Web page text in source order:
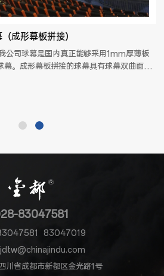
成形幕板拼接）
幕。成形幕板拼接的球幕具有球幕双曲面成
的球幕形状规则，无非成形板拼接球幕的“过
的拼接接缝数量仅为非成型板拼接球幕的
83047581
83047019
jdtw@chinajindu.com
川省成都市新都区金光路1号